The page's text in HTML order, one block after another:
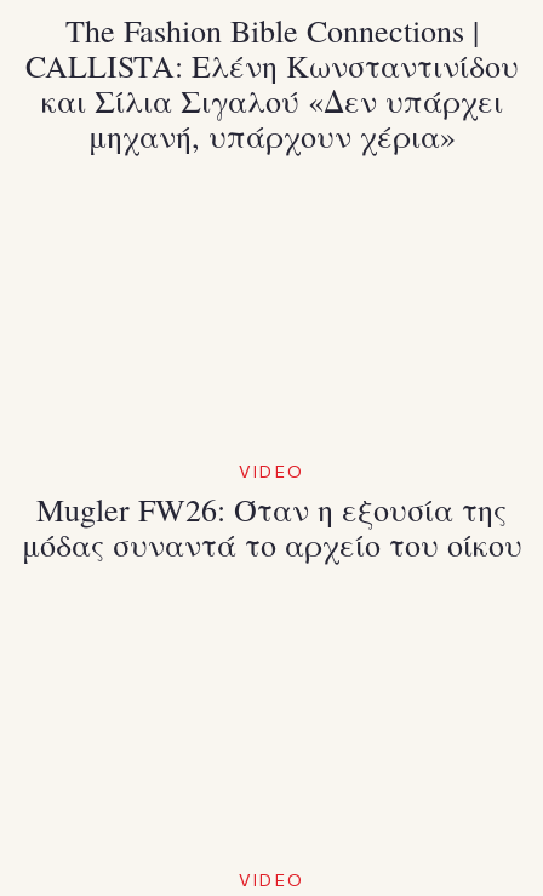
Τhe Fashion Bible Connections |
CALLISTA: Ελένη Κωνσταντινίδου
και Σίλια Σιγαλού «Δεν υπάρχει
μηχανή, υπάρχουν χέρια»
VIDEO
Mugler FW26: Όταν η εξουσία της
μόδας συναντά το αρχείο του οίκου
VIDEO